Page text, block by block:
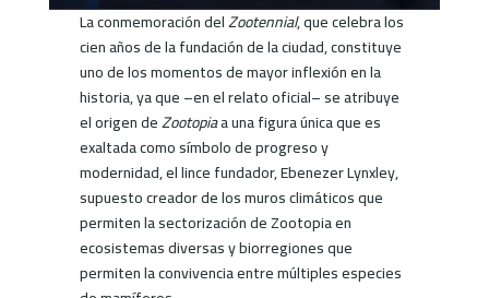
La conmemoración delZootennial, que celebra los
cien años de la fundación de la ciudad, constituye
uno de los momentos de mayor inflexión en la
historia, ya que –en el relato oficial– se atribuye
el origen deZootopiaa una figura única que es
exaltada como símbolo de progreso y
modernidad, el lince fundador, Ebenezer Lynxley,
supuesto creador de los muros climáticos que
permiten la sectorización de Zootopia en
ecosistemas diversas y biorregiones que
permiten la convivencia entre múltiples especies